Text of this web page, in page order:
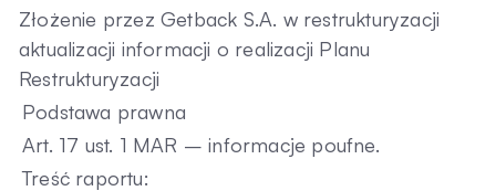
Komunikaty
Aktualności
Kontakt
Złożenie przez Getback S.A. w restrukturyzacji
aktualizacji informacji o realizacji Planu
Restrukturyzacji
Podstawa prawna
Art. 17 ust. 1 MAR – informacje poufne.
Treść raportu: